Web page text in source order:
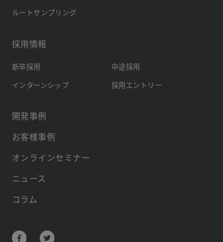
ルートサンプリング
採用情報
新卒採用
中途採用
インターンシップ
採用エントリー
開発事例
お客様事例
オンラインセミナー
ニュース
コラム